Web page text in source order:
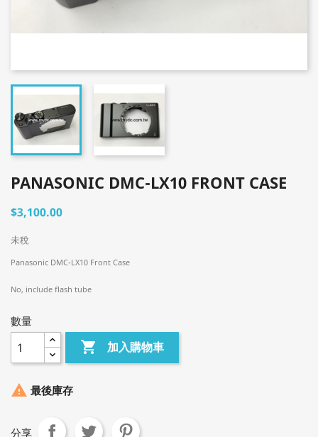
PANASONIC DMC-LX10 FRONT CASE
$3,100.00
未稅
Panasonic DMC-LX10 Front Case
No, include flash tube
數量
 加入購物車
 最後庫存
分享